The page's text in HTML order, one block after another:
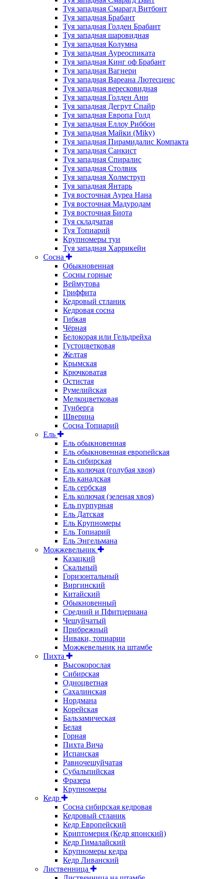
Туя западная Смарагд Витбонт
Туя западная Брабант
Туя западная Голден Брабант
Туя западная шаровидная
Туя западная Колумна
Туя западная Ауреоспиката
Туя западная Кинг оф Брабант
Туя западная Вагнери
Туя западная Вареана Лютесценс
Туя западная вересковидная
Туя западная Голден Анн
Туя западная Дегрут Спайр
Туя западная Европа Голд
Туя западная Еллоу Риббон
Туя западная Майки (Miky)
Туя западная Пирамидалис Компакта
Туя западная Санкист
Туя западная Спиралис
Туя западная Столвик
Туя западная Холмструп
Туя западная Янтарь
Туя восточная Ауреа Нана
Туя восточная Мадуродам
Туя восточная Биота
Туя складчатая
Туя Топиарий
Крупномеры туи
Туя западная Харрикейн
Сосна
Обыкновенная
Сосны горные
Веймутова
Гриффита
Кедровый стланик
Кедровая сосна
Гибкая
Чёрная
Белокорая или Гельдрейха
Густоцветковая
Желтая
Крымская
Крючковатая
Остистая
Румелийская
Мелкоцветковая
Тунберга
Шверина
Сосна Топиарий
Ель
Ель обыкновенная
Ель обыкновенная европейская
Ель сибирская
Ель колючая (голубая хвоя)
Ель канадская
Ель сербская
Ель колючая (зеленая хвоя)
Ель пурпурная
Ель Датская
Ель Крупномеры
Ель Топиарий
Ель Энгельмана
Можжевельник
Казацкий
Скальный
Горизонтальный
Виргинский
Китайский
Обыкновенный
Средний и Пфитцериана
Чешуйчатый
Прибрежный
Ниваки, топиарии
Можжевельник на штамбе
Пихта
Высокорослая
Сибирская
Одноцветная
Сахалинская
Нордмана
Корейская
Бальзамическая
Белая
Горная
Пихта Вича
Испанская
Равночешуйчатая
Субальпийская
Фразера
Крупномеры
Кедр
Сосна сибирская кедровая
Кедровый стланик
Кедр Европейский
Криптомерия (Кедр японский)
Кедр Гималайский
Крупномеры кедра
Кедр Ливанский
Лиственница